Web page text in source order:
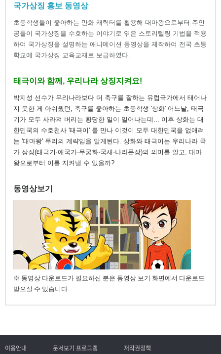
국가상징 홍보 동영상
초등학생들이 좋아하는 만화 캐릭터를 활용해 대마왕으로부터 주인
공들이 국가상징을 수호하는 이야기로 엮은 스토리텔링 기법을 적용
하여 국가상징을 설명하는 애니메이션 동영상을 제작하여 전국 초등
학교에 국가상징 교육교재로 보급하였다.
태극이와 함께, 우리나라 상징지켜요!
박지성 선수가 우리나라보다 더 축구를 잘하는 유럽국가에서 태어나
지 못한 게 아쉬웠던, 축구를 좋아하는 초등학생 '상화' 어느날, 태극
기가 모두 사라져 버리는 황당한 일이 일어나는데... 이후 상화는 대
한민국의 수호천사 '태극이' 를 만나 이것이 모두 대한민국을 없애려
는 '대마왕' 무리의 계략임을 알게된다. 상화와 태극이는 우리나라 국
가 상징(태극기·애국가·무궁화·국새·나라문장)의 의미를 알고, 대마
왕으로부터 이를 지켜낼 수 있을까?
동영상보기
※ 동영상 다운로드가 필요하신 분은 동영상 보기 화면에서 다운로드
받으실 수 있습니다.
이용안내 문서보기 프로그램 저작권정책